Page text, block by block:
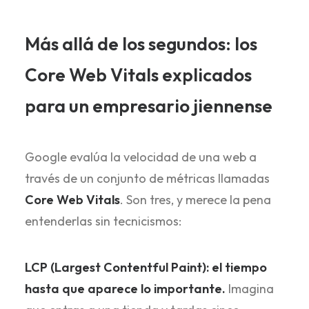
Más allá de los segundos: los
Core Web Vitals explicados
para un empresario jiennense
Google evalúa la velocidad de una web a
través de un conjunto de métricas llamadas
Core Web Vitals. Son tres, y merece la pena
entenderlas sin tecnicismos:
LCP (Largest Contentful Paint): el tiempo
hasta que aparece lo importante. Imagina